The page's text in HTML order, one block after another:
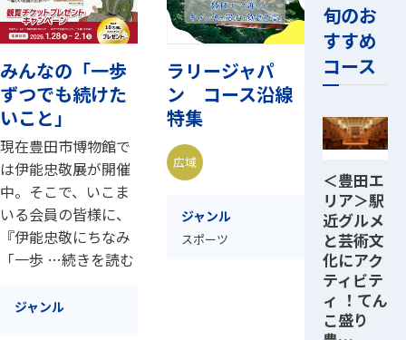
みんなの「一歩
ずつでも続けた
いこと」
現在豊田市博物館で
は伊能忠敬展が開催
中。そこで、いこま
いる会員の皆様に、
『伊能忠敬にちなみ
「一歩 …続きを読む
ジャンル
ラリージャパ
ン コース沿線
特集
広域
ジャンル
スポーツ
旬のお
すすめ
コース
＜豊田エ
リア＞駅
近グルメ
と芸術文
化にアク
ティビテ
ィ ！てん
こ盛り